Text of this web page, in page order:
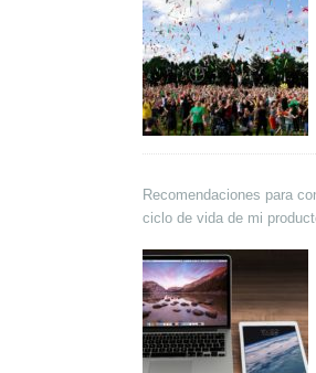
Recomendaciones para
ciclo de vida de mi